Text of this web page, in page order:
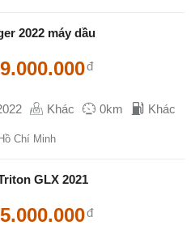
2022 máy dầu
Khác 0km Khác
đ
Chí Minh
GLX 2021
đ